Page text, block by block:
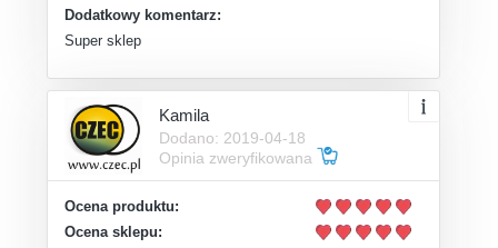
Dodatkowy komentarz:
Super sklep
Kamila
Dodano: 2019-04-18
Opinia zweryfikowana
Ocena produktu:
Ocena sklepu: